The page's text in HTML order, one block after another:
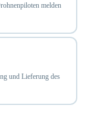
melden
und Lieferung des